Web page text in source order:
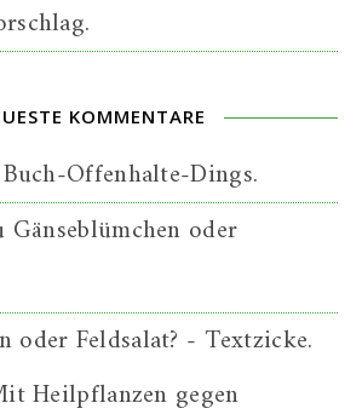
KOMMENTARE
Offenhalte-Dings.
Gänseblümchen oder
oder Feldsalat? - Textzicke.
Heilpflanzen gegen